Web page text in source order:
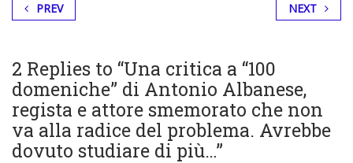
PREV NEXT
2 Replies to “Una critica a “100
domeniche” di Antonio Albanese,
regista e attore smemorato che non
va alla radice del problema. Avrebbe
dovuto studiare di più…”